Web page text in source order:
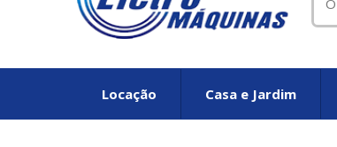
Locação Casa e Jardim